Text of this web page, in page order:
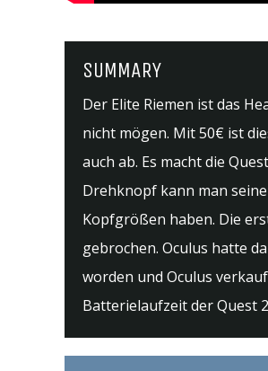
SUMMARY
Der Elite Riemen ist das
nicht mögen. Mit 50€ ist
auch ab. Es macht die
Drehknopf kann man
Kopfgrößen haben. Die
gebrochen. Oculus hatte
worden und Oculus
Batterielaufzeit der Quest